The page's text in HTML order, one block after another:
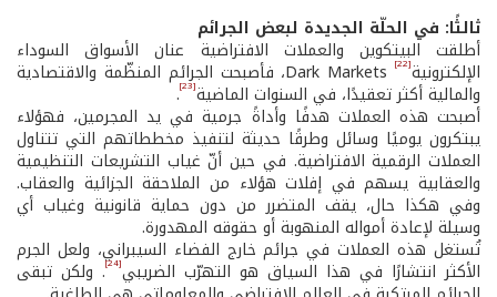
ثالثًا: في الحلّة الجديدة لبعض الجرائم
أطلقت البيتكوين والعملات الافتراضية عنان الأسواق السوداء
الإلكترونيةDark Markets[22] ، فأصبحت الجرائم المنظّمة والاقتصادية
والمالية أكثر تعقيدًا، في السنوات الماضية[23]
.
أصبحت هذه العملات هدفًا وأداةً جرمية في يد المجرمين، فهؤلاء
يبتكرون يوميًا وسائل وطرقًا حديثة لتنفيذ مخططاتهم التي تتناول
العملات الرقمية الافتراضية. في حين أنّ غياب التشريعات التنظيمية
والعقابية يسهم في إفلات هؤلاء من الملاحقة الجزائية والعقاب.
وفي هكذا حال، يقف المتضرر من دون حماية قانونية وغياب أي
وسيلة لإعادة أمواله المنهوبة أو حقوقه المهدورة.
تُستغل هذه العملات في جرائم خارج الفضاء السيبراني، ولعل الجرم
الأكثر انتشارًا في هذا السياق هو التهرّب الضريبي[24] . ولكن تبقى